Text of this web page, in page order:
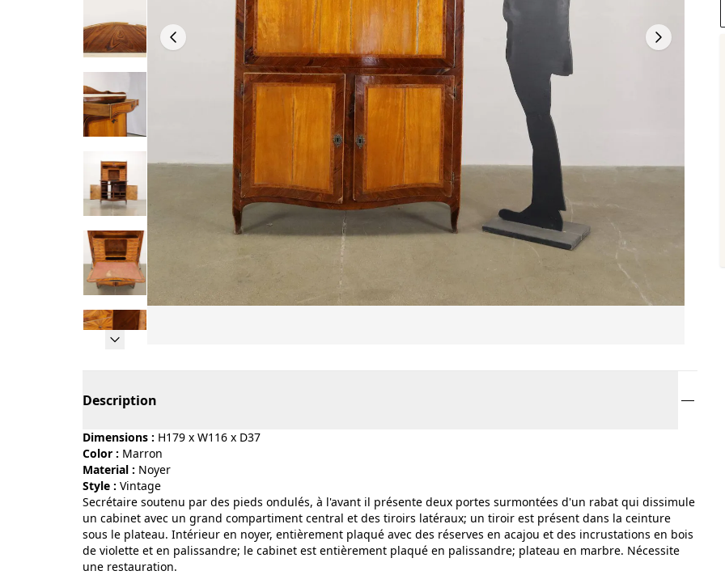
Description
Dimensions : H179 x W116 x D37
Color :
marron
Material :
noyer
Style :
vintage
Secrétaire soutenu par des pieds ondulés, à l'avant il présente deux portes surmontées d'un rabat qui dissimule
un cabinet avec un grand compartiment central et des tiroirs latéraux; un tiroir est présent dans la ceinture
sous le plateau. Intérieur en noyer, entièrement plaqué avec des réserves en acajou et des incrustations en bois
de violette et en palissandre; le cabinet est entièrement plaqué en palissandre; plateau en marbre. Nécessite
une restauration.